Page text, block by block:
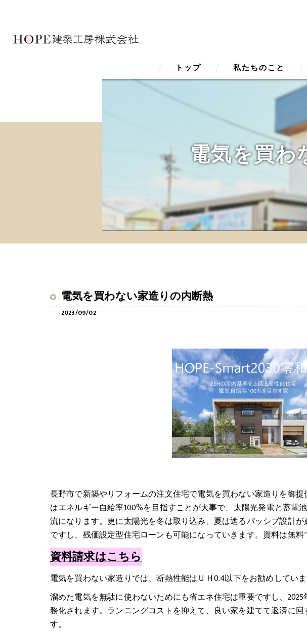
トップ 私たちのこと
HOPE Smart2030
性能
外観デザイン
内観デザイン
電気を買わ
電気を買わない家造りの内断熱
2023/09/02
長野市で新築やリフォームの注文住宅で電気を買わない家造りを御
はエネルギー自給率100%を目指すことが大事で、太陽光発電と蓄電
流になります。更に太陽光を冬は取り込み、夏は遮るパッシブ設計
ですし、残価設定型住宅ローンも可能になっていきます。資料は無料
資料請求はこちら
電気を買わない家造りでは、断熱性能はＵＨ0.4以下をお勧めしていま
溜めた電気を無駄に使わないためにも省エネ住宅は重要ですし、
務化されます。ランニングコストを抑えて、良い家を建てて返済に
す。